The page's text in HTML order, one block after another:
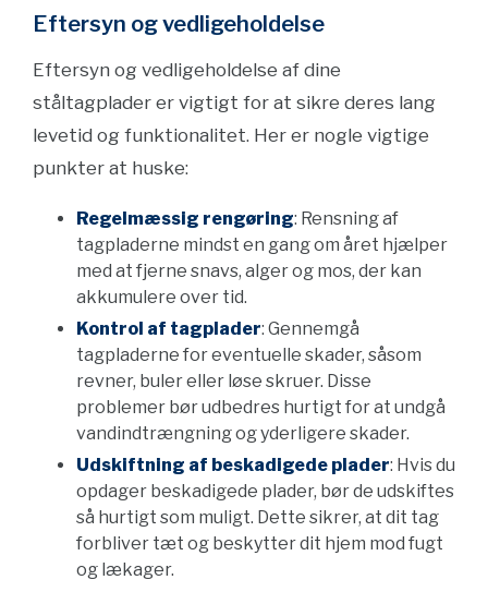
Eftersyn og vedligeholdelse
Eftersyn og vedligeholdelse af dine
ståltagplader er vigtigt for at sikre deres lang
levetid og funktionalitet. Her er nogle vigtige
punkter at huske:
Regelmæssig rengøring: Rensning af
tagpladerne mindst en gang om året hjælper
med at fjerne snavs, alger og mos, der kan
akkumulere over tid.
Kontrol af tagplader: Gennemgå
tagpladerne for eventuelle skader, såsom
revner, buler eller løse skruer. Disse
problemer bør udbedres hurtigt for at undgå
vandindtrængning og yderligere skader.
Udskiftning af beskadigede plader: Hvis du
opdager beskadigede plader, bør de udskiftes
så hurtigt som muligt. Dette sikrer, at dit tag
forbliver tæt og beskytter dit hjem mod fugt
og lækager.